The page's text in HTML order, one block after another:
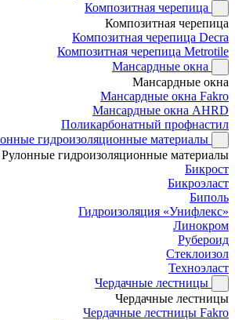
Композитная черепица
Композитная черепица
Композитная черепица Decra
Композитная черепица Metrotile
Мансардные окна
Мансардные окна
Мансардные окна Fakro
Мансардные окна AHRD
Поликарбонатный профнастил
гидроизоляционные материалы
Рулонные гидроизоляционные материалы
Бикрост
Бикроэласт
Биполь
Гидроизоляция «Унифлекс»
Линокром
Рубероид
Стеклоизол
Техноэласт
Чердачные лестницы
Чердачные лестницы
Чердачные лестницы Fakro